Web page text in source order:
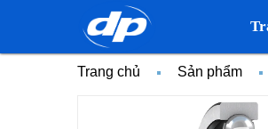
Trang chủ Sản phẩm